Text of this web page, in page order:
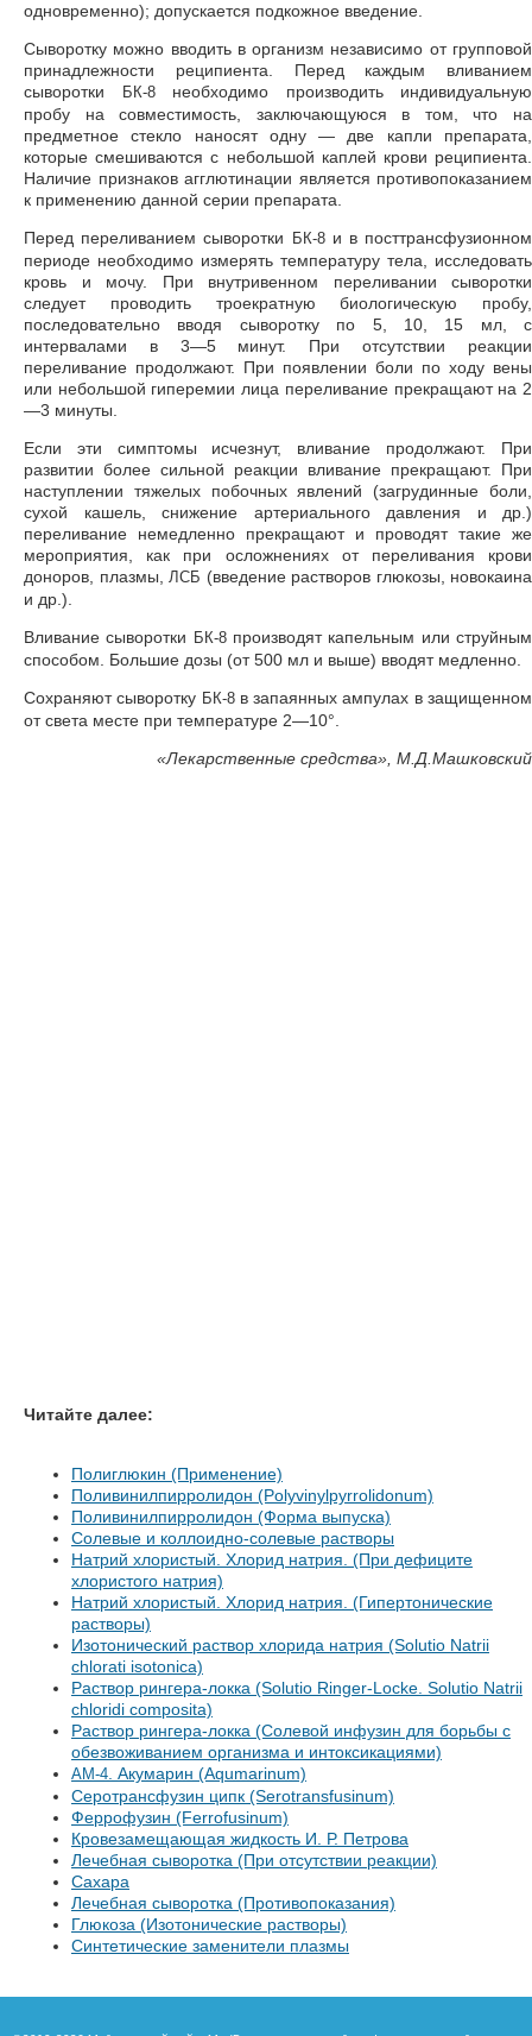
одновременно); допускается подкожное введение.
Сыворотку можно вводить в организм независимо от групповой
принадлежности реципиента. Перед каждым вливанием
сыворотки
БК-8необходимо производить индивидуальную
пробу на совместимость, заключающуюся в том, что на
предметное стекло наносят одну — две капли препарата,
которые смешиваются с небольшой каплей крови реципиента.
Наличие признаков агглютинации является противопоказанием
к применению данной серии препарата.
Перед переливанием сыворотки
БК-8и в посттрансфузионном
периоде необходимо измерять температуру тела, исследовать
кровь и мочу. При внутривенном переливании сыворотки
следует проводить троекратную биологическую пробу,
последовательно вводя сыворотку по 5, 10, 15 мл, с
интервалами в 3—5 минут. При отсутствии реакции
переливание продолжают. При появлении боли по ходу вены
или небольшой гиперемии лица переливание прекращают на 2
—3 минуты.
Если эти симптомы исчезнут, вливание продолжают. При
развитии более сильной реакции вливание прекращают. При
наступлении тяжелых побочных явлений (загрудинные боли,
сухой кашель, снижение артериального давления и др.)
переливание немедленно прекращают и проводят такие же
мероприятия, как при осложнениях от переливания крови
доноров, плазмы, ЛСБ (введение растворов глюкозы, новокаина
и др.).
Вливание сыворотки
БК-8производят капельным или струйным
способом. Большие дозы (от 500 мл и выше) вводят медленно.
Сохраняют сыворотку БК-8в запаянных ампулах в защищенном
от света месте при температуре 2—10°.
«Лекарственные средства», М.Д.Машковский
Читайте далее:
Полиглюкин (Применение)
Поливинилпирролидон (Polyvinylpyrrolidonum)
Поливинилпирролидон (Форма выпуска)
Солевые и коллоидно-солевые растворы
Натрий хлористый. Хлорид натрия. (При дефиците
хлористого натрия)
Натрий хлористый. Хлорид натрия. (Гипертонические
растворы)
Изотонический раствор хлорида натрия (Solutio Natrii
chlorati isotonica)
Раствор рингера-локка (Solutio Ringer-Locke. Solutio Natrii
chloridi composita)
Раствор рингера-локка (Солевой инфузин для борьбы с
обезвоживанием организма и интоксикациями)
АМ-4 . Акумарин (Aqumarinum)
Серотрансфузин ципк (Serotransfusinum)
Феррофузин (Ferrofusinum)
Кровезамещающая жидкость И. Р. Петрова
Лечебная сыворотка (При отсутствии реакции)
Сахара
Лечебная сыворотка (Противопоказания)
Глюкоза (Изотонические растворы)
Синтетические заменители плазмы